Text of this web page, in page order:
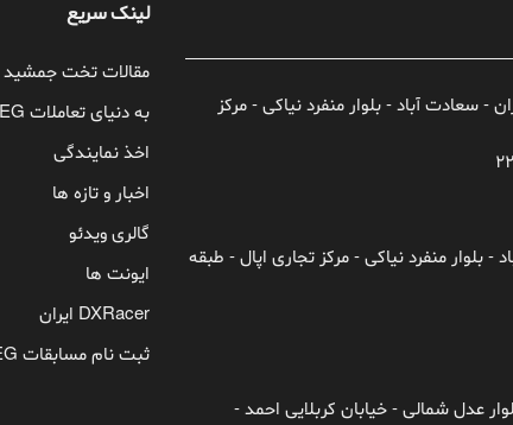
- سعادت آباد - بلوار منفرد نیاکی - مرکز
- بلوار منفرد نیاکی - مرکز تجاری اپال - طبقه
عدل شمالی - خیابان کربلایی احمد -
لینک سریع
مقالات تخت جمشید
به دنیای تعاملات TEG خوش آمدید!
اخذ نمایندگی
اخبار و تازه ها
گالری ویدئو
ایونت ها
DXRacer ایران
ثبت نام مسابقات TEG